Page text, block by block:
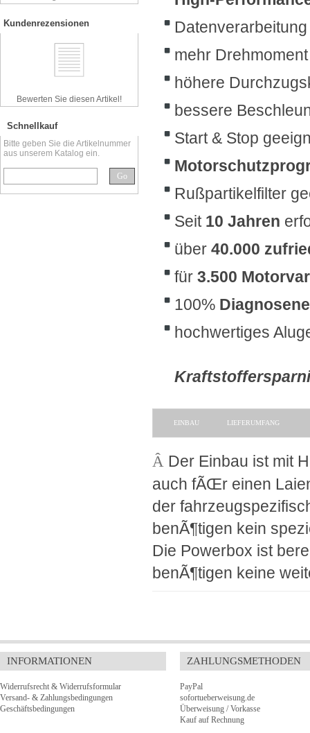
mehr Drehmoment
höhere
bessere
Start & Stop
Rußpartikelfilter
Seit 10 Jahren
über 40.000
für 3.500
100%
hochwertiges
EINBAU LIEFERUMFANG
Â Der Einbau ist mit
auch fÃŒr einen
der
benÃ¶tigen kein
Die Powerbox ist
benÃ¶tigen keine
Kundenrezensionen
Bewerten Sie diesen Artikel!
Schnellkauf
Bitte geben Sie die Artikelnummer
aus unserem Katalog ein.
Go
INFORMATIONEN
Widerrufsrecht & Widerrufsformular
Versand- & Zahlungsbedingungen
Geschäftsbedingungen
ZAHLUNGSMETHODEN
PayPal
sofortueberweisung.de
Überweisung / Vorkasse
Kauf auf Rechnung